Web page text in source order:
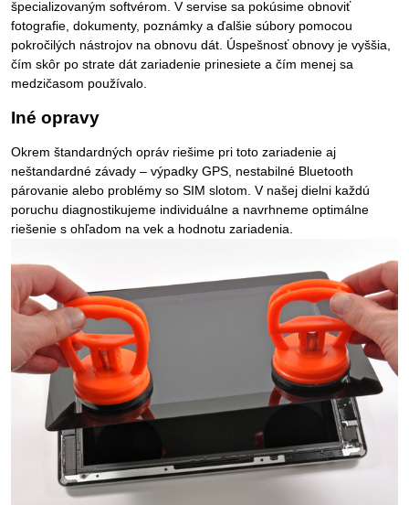
špecializovaným softvérom. V servise sa pokúsime obnoviť
fotografie, dokumenty, poznámky a ďalšie súbory pomocou
pokročilých nástrojov na obnovu dát. Úspešnosť obnovy je vyššia,
čím skôr po strate dát zariadenie prinesiete a čím menej sa
medzičasom používalo.
Iné opravy
Okrem štandardných opráv riešime pri toto zariadenie aj
neštandardné závady – výpadky GPS, nestabilné Bluetooth
párovanie alebo problémy so SIM slotom. V našej dielni každú
poruchu diagnostikujeme individuálne a navrhneme optimálne
riešenie s ohľadom na vek a hodnotu zariadenia.